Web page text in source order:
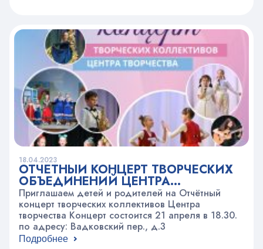
18.04.2023
ОТЧЁТНЫЙ КОНЦЕРТ ТВОРЧЕСКИХ
ОБЪЕДИНЕНИЙ ЦЕНТРА
ТВОРЧЕСТВА
Приглашаем детей и родителей на Отчётный
концерт творческих коллективов Центра
творчества Концерт состоится 21 апреля в 18.30.
по адресу: Вадковский пер., д.3
Подробнее